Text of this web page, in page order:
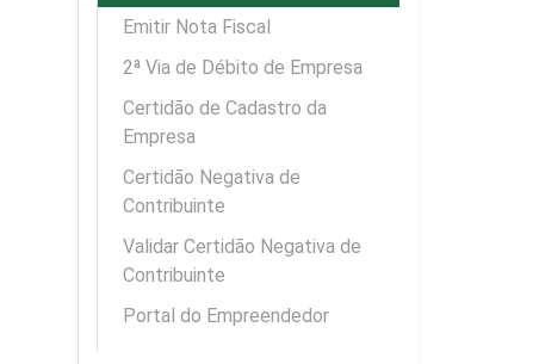
Emitir Nota Fiscal
2ª Via de Débito de Empresa
Certidão de Cadastro da
Empresa
Certidão Negativa de
Contribuinte
Validar Certidão Negativa de
Contribuinte
Portal do Empreendedor